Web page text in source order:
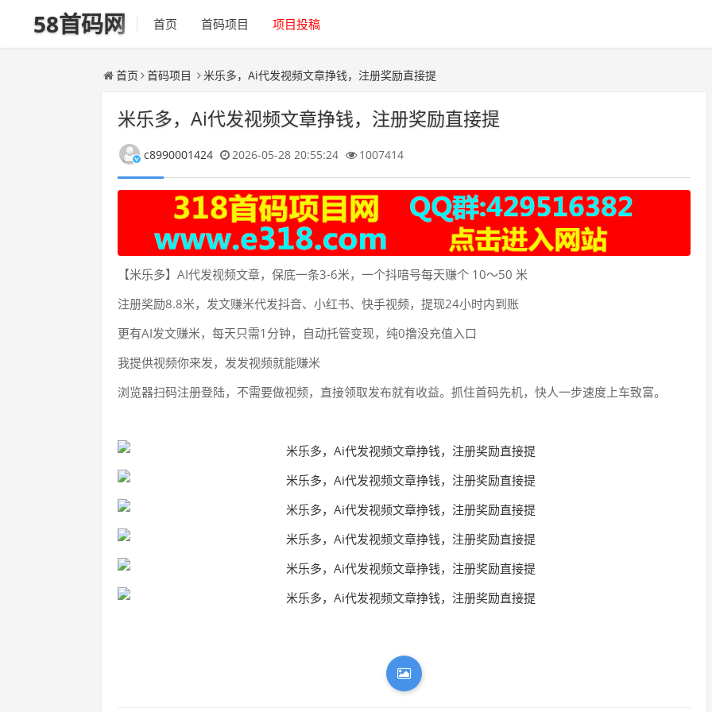
58首码网 首页 首码项目 项目投稿
首页 首码项目 米乐多，Ai代发视频文章挣钱，注册奖励直接提
米乐多，Ai代发视频文章挣钱，注册奖励直接提
c8990001424 2026-05-28 20:55:24 1007414
【米乐多】AI代发视频文章，保底一条3-6米，一个抖喑号每天赚个 10～50 米
注册奖励8.8米，发文赚米代发抖音、小红书、快手视频，提现24小时内到账
更有AI发文赚米，每天只需1分钟，自动托管变现，纯0撸没充值入口
我提供视频你来发，发发视频就能赚米
浏览器扫码注册登陆，不需要做视频，直接领取发布就有收益。抓住首码先机，快人一步速度上车致富。